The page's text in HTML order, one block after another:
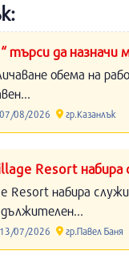
търси да
обема на
08/2026 гр.Казанлък
Resort набира
Resort набира
07/2026 гр.Павел Баня